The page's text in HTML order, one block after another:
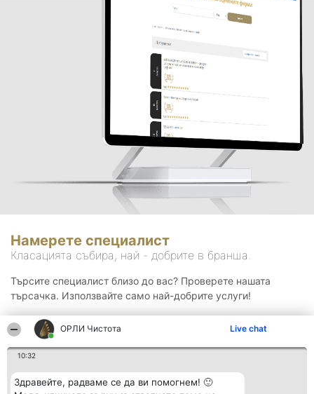
ОРЛИ Чистота Live chat
10:32
Здравейте, радваме се да ви помогнем! 🙂
Намерете специалист
Класацията събира, най - добрите в бранша.
Търсите специалист близо до вас? Проверете нашата
търсачка. Използвайте само най-добрите услуги!